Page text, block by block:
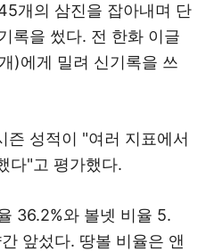
개의 삼진을 잡아내며 단
록을 썼다. 전 한화 이글
)에게 밀려 신기록을 쓰
즌 성적이 "여러 지표에서
다"고 평가했다.
36.2%와 볼넷 비율 5.
앞섰다. 땅볼 비율은 앤